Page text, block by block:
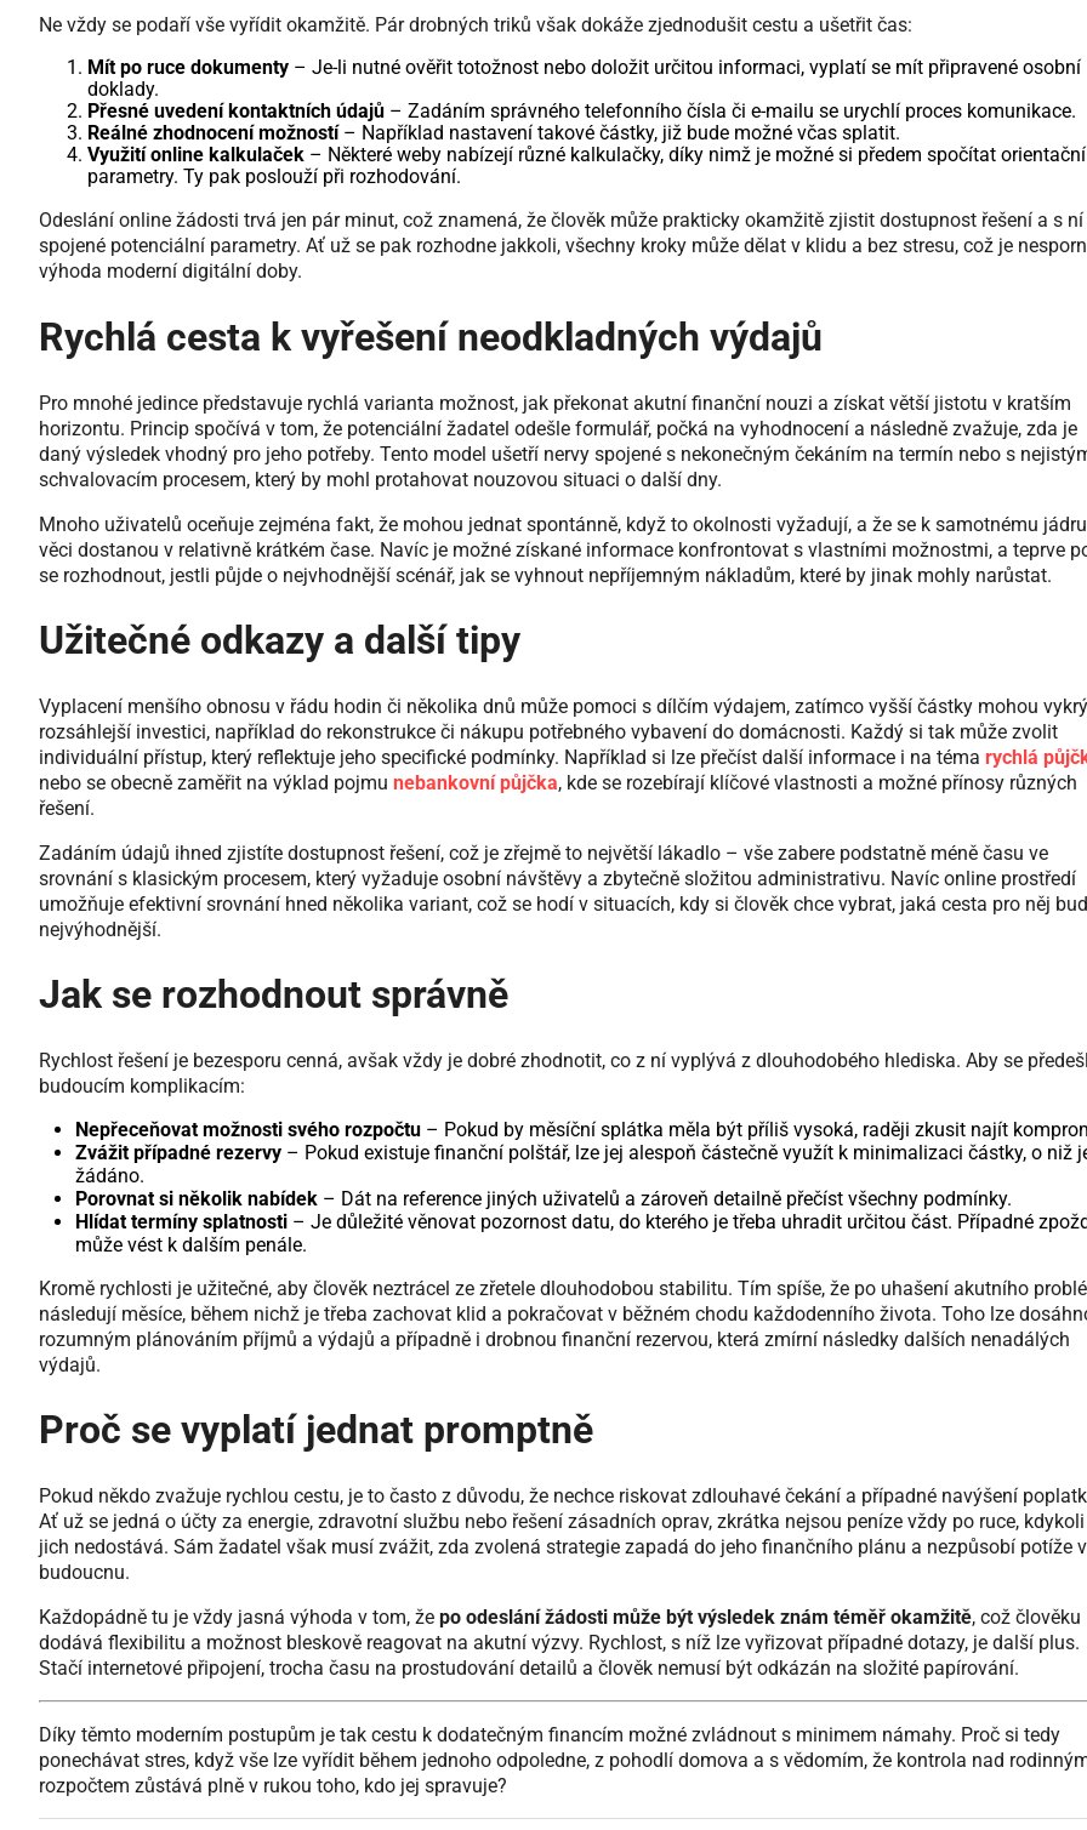
Ne vždy se podaří vše vyřídit okamžitě. Pár drobných triků však dokáže zjednodušit cestu a ušetřit čas:
Mít po ruce dokumenty – Je-li nutné ověřit totožnost nebo doložit určitou informaci, vyplatí se mít připravené osobní
doklady.
Přesné uvedení kontaktních údajů – Zadáním správného telefonního čísla či e-mailu se urychlí proces komunikace.
Reálné zhodnocení možností– Například nastavení takové částky, již bude možné včas splatit.
Využití online kalkulaček – Některé weby nabízejí různé kalkulačky, díky nimž je možné si předem spočítat orientační
parametry. Ty pak poslouží při rozhodování.
Odeslání online žádosti trvá jen pár minut, což znamená, že člověk může prakticky okamžitě zjistit dostupnost řešení a s ní
spojené potenciální parametry. Ať už se pak rozhodne jakkoli, všechny kroky může dělat v klidu a bez stresu, což je
výhoda moderní digitální doby.
Rychlá cesta k vyřešení neodkladných výdajů
Pro mnohé jedince představuje rychlá varianta možnost, jak překonat akutní finanční nouzi a získat větší jistotu v kratším
horizontu. Princip spočívá v tom, že potenciální žadatel odešle formulář, počká na vyhodnocení a následně zvažuje, zda je
daný výsledek vhodný pro jeho potřeby. Tento model ušetří nervy spojené s nekonečným čekáním na termín nebo s
schvalovacím procesem, který by mohl protahovat nouzovou situaci o další dny.
Mnoho uživatelů oceňuje zejména fakt, že mohou jednat spontánně, když to okolnosti vyžadují, a že se k samotnému jádru
věci dostanou v relativně krátkém čase. Navíc je možné získané informace konfrontovat s vlastními možnostmi, a teprve
se rozhodnout, jestli půjde o nejvhodnější scénář, jak se vyhnout nepříjemným nákladům, které by jinak mohly narůstat.
Užitečné odkazy a další tipy
Vyplacení menšího obnosu v řádu hodin či několika dnů může pomoci s dílčím výdajem, zatímco vyšší částky mohou
rozsáhlejší investici, například do rekonstrukce či nákupu potřebného vybavení do domácnosti. Každý si tak může zvolit
individuální přístup, který reflektuje jeho specifické podmínky. Například si lze přečíst další informace i na téma rychlá
nebo se obecně zaměřit na výklad pojmu nebankovní půjčka, kde se rozebírají klíčové vlastnosti a možné přínosy různých
řešení.
Zadáním údajů ihned zjistíte dostupnost řešení, což je zřejmě to největší lákadlo – vše zabere podstatně méně času ve
srovnání s klasickým procesem, který vyžaduje osobní návštěvy a zbytečně složitou administrativu. Navíc online prostředí
umožňuje efektivní srovnání hned několika variant, což se hodí v situacích, kdy si člověk chce vybrat, jaká cesta pro něj
nejvýhodnější.
Jak se rozhodnout správně
Rychlost řešení je bezesporu cenná, avšak vždy je dobré zhodnotit, co z ní vyplývá z dlouhodobého hlediska. Aby se
budoucím komplikacím:
Nepřeceňovat možnosti svého rozpočtu – Pokud by měsíční splátka měla být příliš vysoká, raději zkusit najít
Zvážit případné rezervy – Pokud existuje finanční polštář, lze jej alespoň částečně využít k minimalizaci částky, o niž
žádáno.
Porovnat si několik nabídek – Dát na reference jiných uživatelů a zároveň detailně přečíst všechny podmínky.
Hlídat termíny splatnosti – Je důležité věnovat pozornost datu, do kterého je třeba uhradit určitou část. Případné
může vést k dalším penále.
Kromě rychlosti je užitečné, aby člověk neztrácel ze zřetele dlouhodobou stabilitu. Tím spíše, že po uhašení akutního
následují měsíce, během nichž je třeba zachovat klid a pokračovat v běžném chodu každodenního života. Toho lze
rozumným plánováním příjmů a výdajů a případně i drobnou finanční rezervou, která zmírní následky dalších nenadálých
výdajů.
Proč se vyplatí jednat promptně
Pokud někdo zvažuje rychlou cestu, je to často z důvodu, že nechce riskovat zdlouhavé čekání a případné navýšení
Ať už se jedná o účty za energie, zdravotní službu nebo řešení zásadních oprav, zkrátka nejsou peníze vždy po ruce,
jich nedostává. Sám žadatel však musí zvážit, zda zvolená strategie zapadá do jeho finančního plánu a nezpůsobí potíže v
budoucnu.
Každopádně tu je vždy jasná výhoda v tom, že po odeslání žádosti může být výsledek znám téměř okamžitě, což člověku
dodává flexibilitu a možnost bleskově reagovat na akutní výzvy. Rychlost, s níž lze vyřizovat případné dotazy, je další plus.
Stačí internetové připojení, trocha času na prostudování detailů a člověk nemusí být odkázán na složité papírování.
Díky těmto moderním postupům je tak cestu k dodatečným financím možné zvládnout s minimem námahy. Proč si tedy
ponechávat stres, když vše lze vyřídit během jednoho odpoledne, z pohodlí domova a s vědomím, že kontrola nad
rozpočtem zůstává plně v rukou toho, kdo jej spravuje?